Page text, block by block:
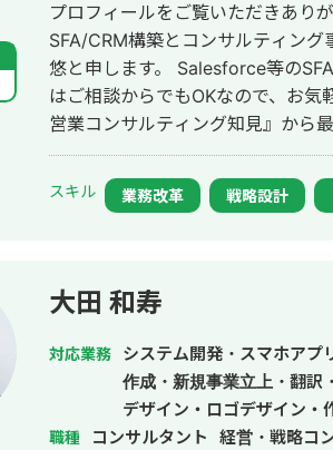
プロフィールをご覧いただきあり
SFA/CRM構築とコンサルティン
悠と申します。 Salesforce等のSFA/CRMの導入や活用でお困りの方は、まず
はご相談からでもOKなので、お
営業コンサルティング知見』から最適解をご
チする課題 ・SFA/CRM導入を検
SFA/CRM導入を検討したいが、
ない ・CRMを導入しているが、ビ
し、あるべき論をお伝え致します
いプロジェクトを過去何十件も目
も動じないクライアント目線でのやりとりを
案と構築それぞれの豊富な経験か
で一気通貫で伴走致します。 ■経歴・職歴 早稲田大学人間科学部卒業。(株)ジ
ーニーへ入社後、SFA/CRM事業
スキル 業務改革 戦略設計
大田 和寿
対応業務
システム開発・スマホアプ
作成・新規事業立上・翻訳
デザイン・ロゴデザイン・
職種 コンサルタント 経営・戦略コ